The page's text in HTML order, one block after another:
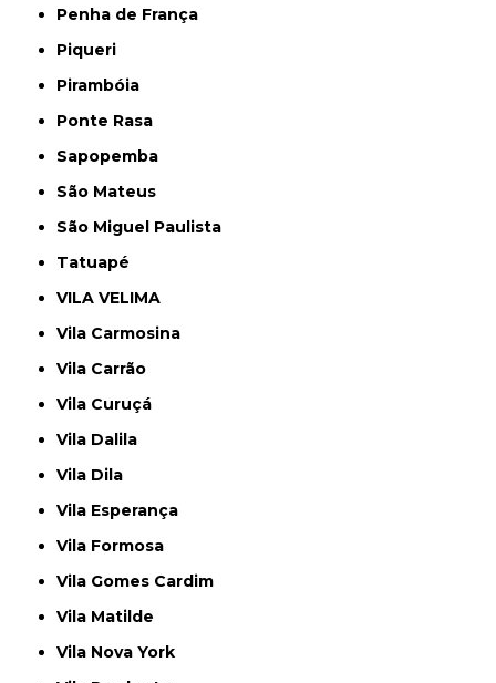
Penha de França
Piqueri
Pirambóia
Ponte Rasa
Sapopemba
São Mateus
São Miguel Paulista
Tatuapé
VILA VELIMA
Vila Carmosina
Vila Carrão
Vila Curuçá
Vila Dalila
Vila Dila
Vila Esperança
Vila Formosa
Vila Gomes Cardim
Vila Matilde
Vila Nova York